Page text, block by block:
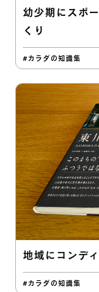
幼少期にスポ
くり
#カラダの知識集
地域にコンデ
#カラダの知識集